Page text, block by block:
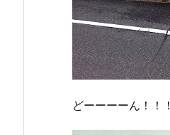
どーーーーん！！！